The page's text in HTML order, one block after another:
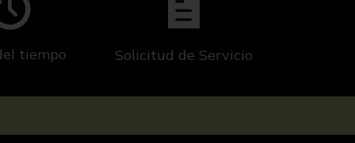
tiempo Solicitud de Servicio